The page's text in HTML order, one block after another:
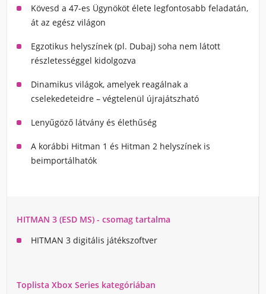
Kövesd a 47-es Ügynököt élete legfontosabb feladatán,
át az egész világon
Egzotikus helyszínek (pl. Dubaj) soha nem látott
részletességgel kidolgozva
Dinamikus világok, amelyek reagálnak a
cselekedeteidre – végtelenül újrajátszható
Lenyűgöző látvány és élethűség
A korábbi Hitman 1 és Hitman 2 helyszínek is
beimportálhatók
HITMAN 3 (ESD MS) - csomag tartalma
HITMAN 3 digitális játékszoftver
Toplista Xbox Series kategóriában